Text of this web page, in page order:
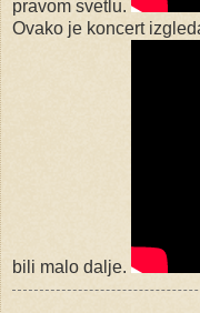
pravom svetlu.
Ovako je koncert
bili malo dalje.